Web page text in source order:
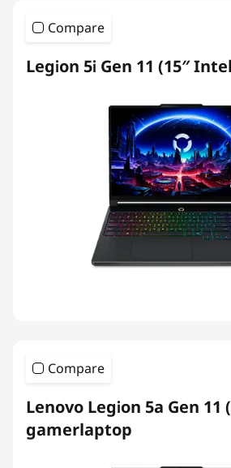
Compare
Legion 5i Gen 11 (15″
Compare
Lenovo Legion 5a Gen 11
gamerlaptop